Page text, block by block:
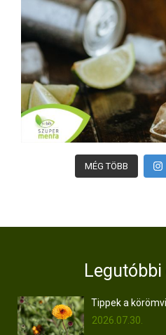
MÉG TÖBB
Tippek a
2026.07.30.